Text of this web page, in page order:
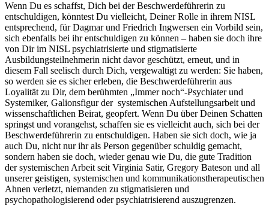
Wenn Du es schaffst, Dich bei der Beschwerdeführerin zu
entschuldigen, könntest Du vielleicht, Deiner Rolle in ihrem NISL
entsprechend, für Dagmar und Friedrich Ingwersen ein Vorbild sein,
sich ebenfalls bei ihr entschuldigen zu können – haben sie doch ihre
von Dir im NISL psychiatrisierte und stigmatisierte
Ausbildungsteilnehmerin nicht davor geschützt, erneut, und in
diesem Fall seelisch durch Dich, vergewaltigt zu werden: Sie haben,
so werden sie es sicher erleben, die Beschwerdeführerin aus
Loyalität zu Dir, dem berühmten „Immer noch“-Psychiater und
Systemiker, Galionsfigur der systemischen Aufstellungsarbeit und
wissenschaftlichen Beirat, geopfert. Wenn Du über Deinen Schatten
springst und vorangehst, schaffen sie es vielleicht auch, sich bei der
Beschwerdeführerin zu entschuldigen. Haben sie sich doch, wie ja
auch Du, nicht nur ihr als Person gegenüber schuldig gemacht,
sondern haben sie doch, wieder genau wie Du, die gute Tradition
der systemischen Arbeit seit Virginia Satir, Gregory Bateson und all
unserer geistigen, systemischen und kommunikationstherapeutischen
Ahnen verletzt, niemanden zu stigmatisieren und
psychopathologisierend oder psychiatrisierend auszugrenzen.